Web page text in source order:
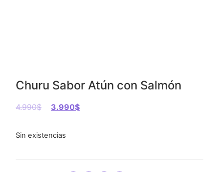
Churu Sabor Atún con Salmón
4.990$ 3.990$
Sin existencias